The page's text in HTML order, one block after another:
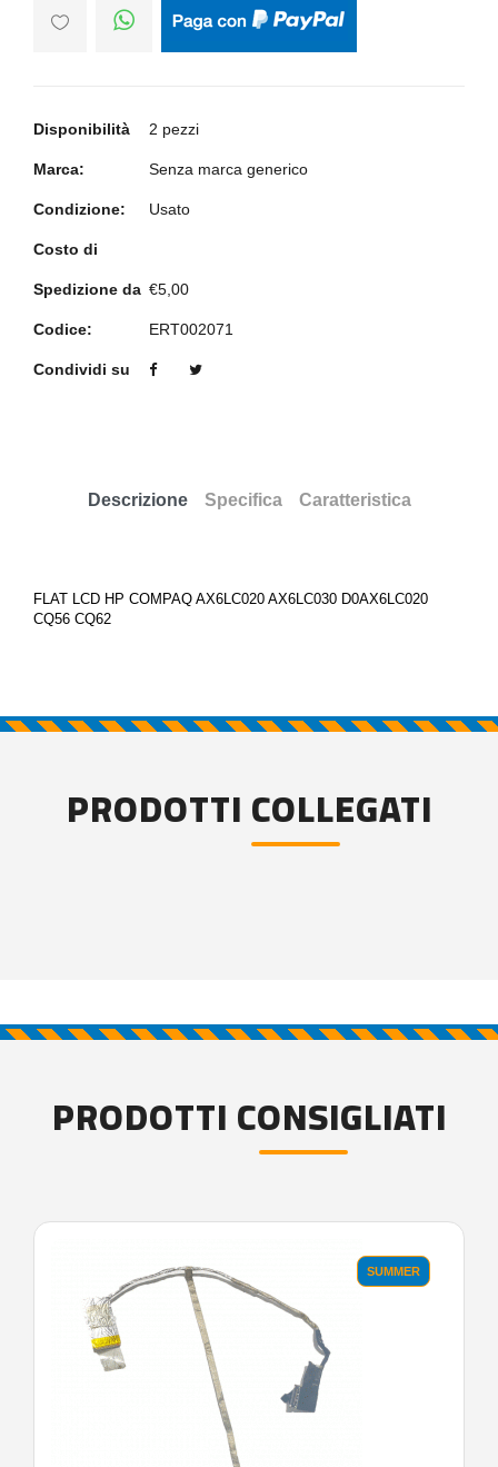
Disponibilità 2 pezzi
Marca: Senza marca generico
Condizione: Usato
Costo di
Spedizione da €5,00
Codice: ERT002071
Condividi su
Descrizione Specifica Caratteristica
FLAT LCD HP COMPAQ AX6LC020 AX6LC030 D0AX6LC020
CQ56 CQ62
PRODOTTI COLLEGATI
PRODOTTI CONSIGLIATI
SUMMER